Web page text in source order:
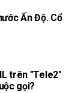
Ấn Độ. Cổ
trên "Tele2"
gọi?